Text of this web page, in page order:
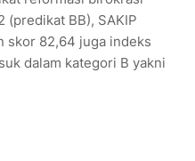
(predikat BB), SAKIP
skor 82,64 juga indeks
dalam kategori B yakni